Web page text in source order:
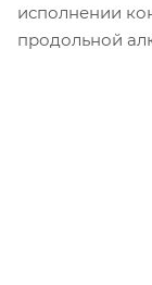
исполнении
продольной